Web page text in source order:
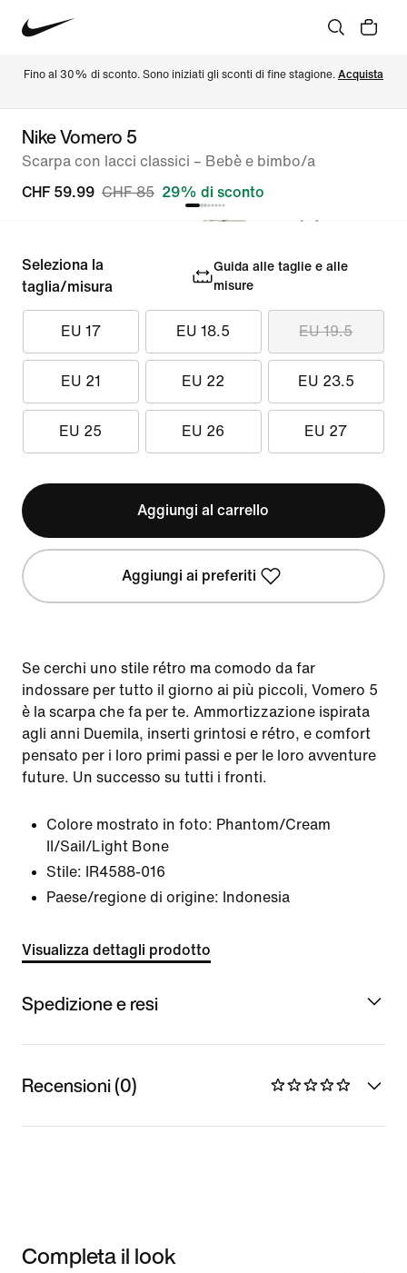
Fino al 30% di sconto. Sono iniziati gli sconti di fine stagione. Acquista
Nike Vomero 5
Scarpa con lacci classici – Bebè e bimbo/a
CHF 59.99 CHF 85 29% di sconto
Seleziona la
taglia/misura
Guida alle taglie e alle
misure
EU 17 EU 18.5 EU 19.5
EU 21 EU 22 EU 23.5
EU 25 EU 26 EU 27
Aggiungi al carrello
Aggiungi ai preferiti
Se cerchi uno stile rétro ma comodo da far
indossare per tutto il giorno ai più piccoli, Vomero 5
è la scarpa che fa per te. Ammortizzazione ispirata
agli anni Duemila, inserti grintosi e rétro, e comfort
pensato per i loro primi passi e per le loro avventure
future. Un successo su tutti i fronti.
Colore mostrato in foto: Phantom/Cream
II/Sail/Light Bone
Stile:
IR4588-016
Paese/regione di origine: Indonesia
Visualizza dettagli prodotto
Spedizione e resi
Recensioni (0)
Completa il look